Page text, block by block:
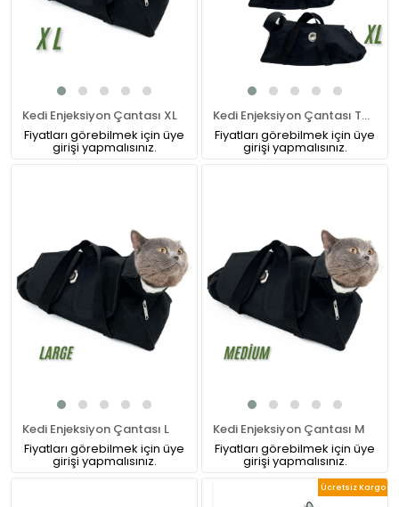
Kedi Enjeksiyon Çantası XL
Fiyatları görebilmek için üye
girişi yapmalısınız.
Kedi Enjeksiyon Çantası Takım ( S -M - L-XL)
Fiyatları görebilmek için üye
girişi yapmalısınız.
Kedi Enjeksiyon Çantası L
Fiyatları görebilmek için üye
girişi yapmalısınız.
Kedi Enjeksiyon Çantası M
Fiyatları görebilmek için üye
girişi yapmalısınız.
Ücretsiz Kargo